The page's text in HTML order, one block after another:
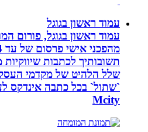
עמוד ראשון בגוגל
עמוד ראשון בגוגל, פורום
תשובותיך לכתבות שיווקיות
שלל הלהיט של מקדמי
`שתול` בכל כתבה אינדקס
Mcity